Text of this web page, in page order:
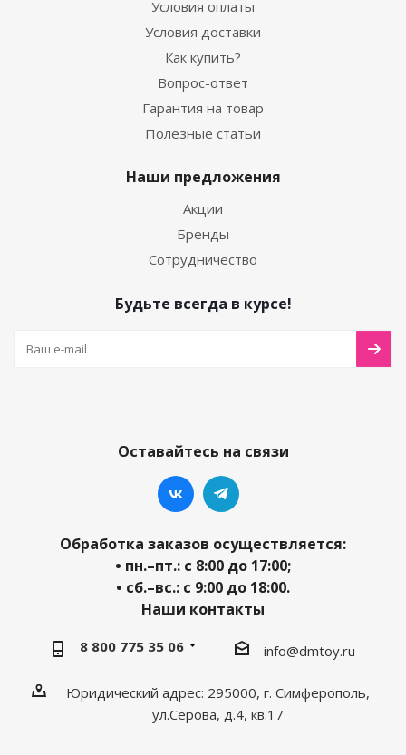
Условия оплаты
Условия доставки
Как купить?
Вопрос-ответ
Гарантия на товар
Полезные статьи
Наши предложения
Акции
Бренды
Сотрудничество
Будьте всегда в курсе!
Оставайтесь на связи
Обработка заказов осуществляется:
• пн.–пт.: с 8:00 до 17:00;
• сб.–вс.: с 9:00 до 18:00.
Наши контакты
8 800 775 35 06 info@dmtoy.ru
Юридический адрес: 295000, г. Симферополь,
ул.Серова, д.4, кв.17